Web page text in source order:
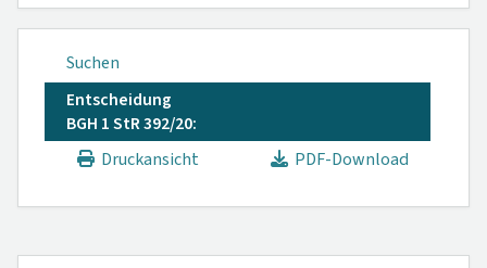
Suchen
Entscheidung
BGH 1 StR 392/20:
Druckansicht
PDF-Download